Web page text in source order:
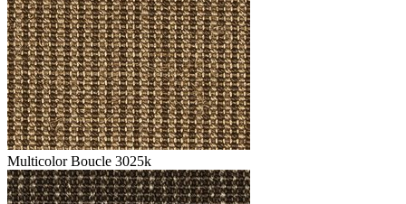
Multicolor Boucle 3025k